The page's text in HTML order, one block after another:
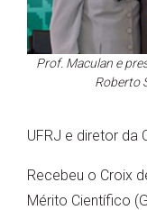
Prof. Maculan e
Roberto
UFRJ e diretor da
Recebeu o Croix
Mérito Científico